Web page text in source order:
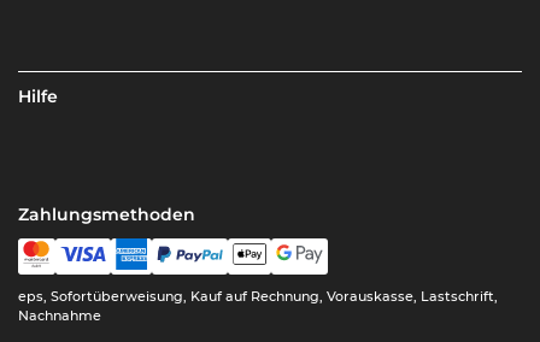
Hilfe
Zahlungsmethoden
eps, Sofortüberweisung, Kauf auf Rechnung, Vorauskasse, Lastschrift,
Nachnahme